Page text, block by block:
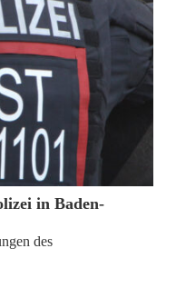
in Baden-
des